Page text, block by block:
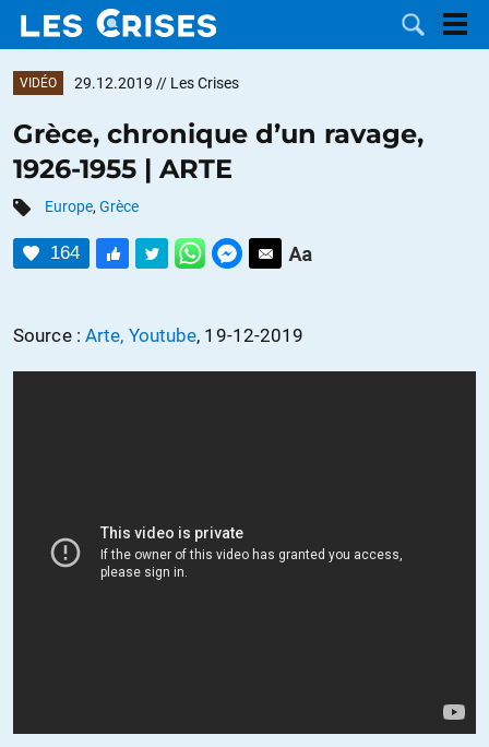
DOSSIERS
CATÉGORIES
VIDÉO 29.12.2019 // Les Crises
Grèce, chronique d’un ravage,
1926-1955 | ARTE
Europe, Grèce
164
Source : Arte, Youtube, 19-12-2019